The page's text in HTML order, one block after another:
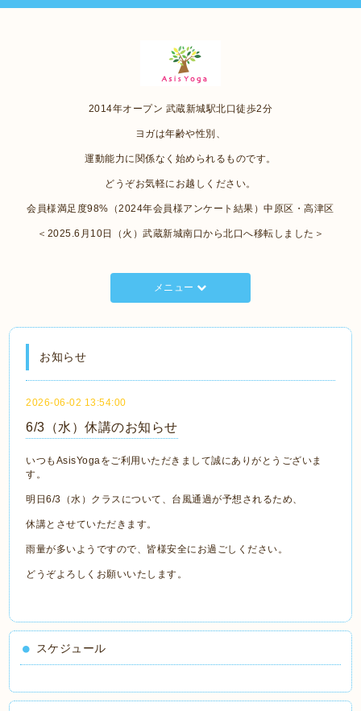
2014年オープン 武蔵新城駅北口徒歩2分
ヨガは年齢や性別、
運動能力に関係なく始められるものです。
どうぞお気軽にお越しください。
会員様満足度98%（2024年会員様アンケート結果）中原区・高津区
＜2025.6月10日（火）武蔵新城南口から北口へ移転しました＞
メニュー
お知らせ
2026-06-02 13:54:00
6/3（水）休講のお知らせ
いつもAsisYogaをご利用いただきまして誠にありがとうございま
す。
明日6/3（水）クラスについて、台風通過が予想されるため、
休講とさせていただきます。
雨量が多いようですので、皆様安全にお過ごしください。
どうぞよろしくお願いいたします。
スケジュール